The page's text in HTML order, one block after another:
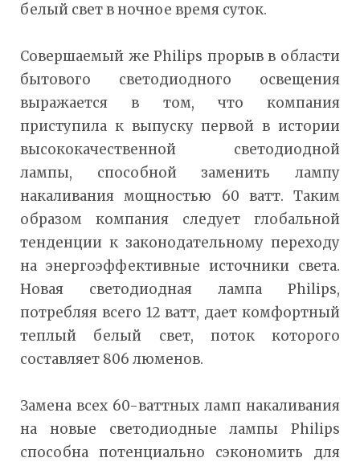
белый свет в ночное время суток.
Совершаемый же Philips прорыв в области
бытового светодиодного освещения
выражается в том, что компания
приступила к выпуску первой в истории
высококачественной светодиодной
лампы, способной заменить лампу
накаливания мощностью 60 ватт. Таким
образом компания следует глобальной
тенденции к законодательному переходу
на энергоэффективные источники света.
Новая светодиодная лампа Philips,
потребляя всего 12 ватт, дает комфортный
теплый белый свет, поток которого
составляет 806 люменов.
Замена всех 60-ваттных ламп накаливания
на новые светодиодные лампы Philips
способна потенциально сэкономить для